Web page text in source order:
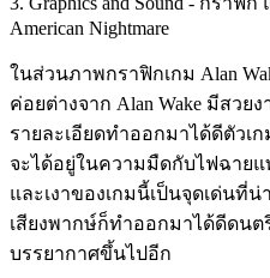
American Nightmare
ในส่วนภาพกราฟิกเกม Alan
ค่อยต่างจาก Alan Wake มีสวย
รายละเอียดทำออกมาได้ดีตัวเ
จะได้อยู่ในความมืดกับไฟฉาย
และเงาของเกมนี้เป็นจุดเด่นที่
เสียงพากษ์ก็ทำออกมาได้ดีดนต
บรรยากาศขึ้นไปอีก